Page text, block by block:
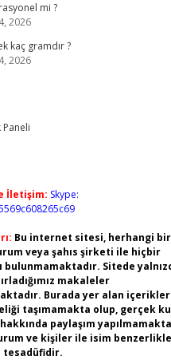
mi ?
2026
kaç gramdır ?
2026
İletişim: Skype:
Bu internet sitesi, herhangi bir
veya şahıs şirketi ile hiçbir
bulunmamaktadır. Sitede
makaleler
Burada yer alan içerikler
taşımamakta olup, gerçek
paylaşım
ve kişiler ile isim
tesadüfidir.